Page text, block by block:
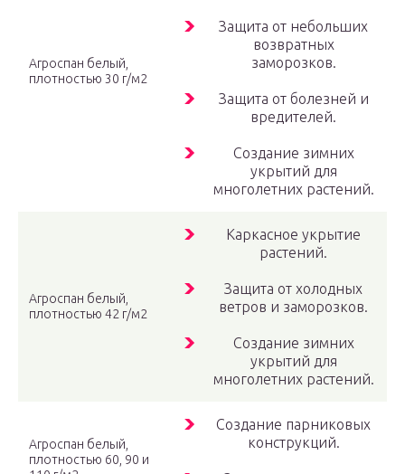
Агроспан белый,
плотностью 30 г/м2
Защита от небольших
возвратных
заморозков.
Защита от болезней и
вредителей.
Создание зимних
укрытий для
многолетних растений.
Агроспан белый,
плотностью 42 г/м2
Каркасное укрытие
растений.
Защита от холодных
ветров и заморозков.
Создание зимних
укрытий для
многолетних растений.
Агроспан белый,
плотностью 60, 90 и
Создание парниковых
конструкций.